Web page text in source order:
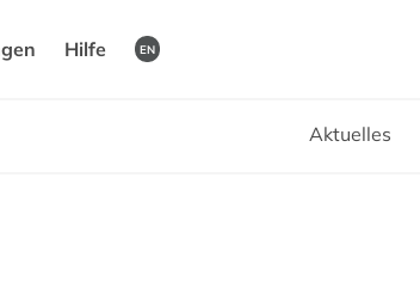
Hilfe EN
Aktuelles